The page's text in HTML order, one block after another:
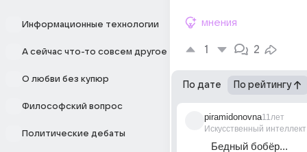
Информационные технологии
А сейчас что-то совсем другое
О любви без купюр
Философский вопрос
Политические дебаты
мнения
1 2
По дате По рейтингу
piramidonovna
Искусственный интеллект
11лет
Бедный бобёр...